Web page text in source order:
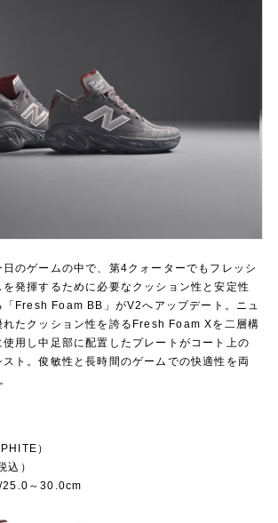
のゲームの中で、第4クォーターでもフレッシ
発揮するために必要なクッション性と安定性
「Fresh Foam BB」がV2へアップデート。ニュ
れたクッション性を誇るFresh Foam Xを二層構
用し中足部に配置したプレートがコート上の
ト。俊敏性と長時間のゲームでの快適性を両
）
込）
25.0～30.0cm